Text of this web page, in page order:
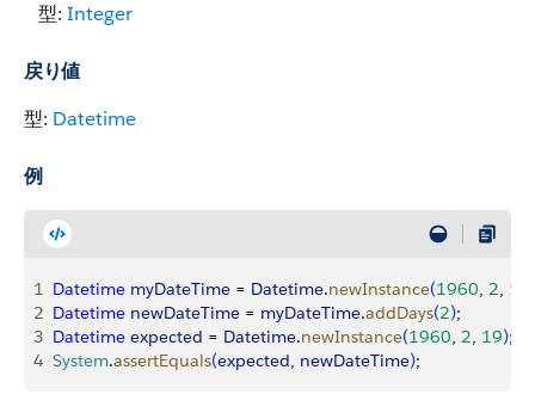
型: Integer
戻り値
型: Datetime
例
1 Datetime myDateTime = Datetime.newInstance(1960, 2, 17
2 Datetime newDateTime = myDateTime.addDays(2);
3 Datetime expected = Datetime.newInstance(1960, 2, 19);
4 System.assertEquals(expected, newDateTime);